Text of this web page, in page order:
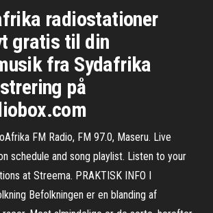
radiostationer
gratis til din
fra Sydafrika
på
FM Radio, FM 97.0, Maseru. Live
schedule and song playlist. Listen to your
at Streema. PRAKTISK INFO I
Befolkningen er en blanding af